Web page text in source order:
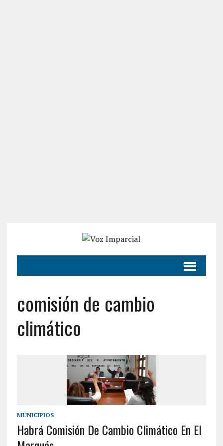
comisión de cambio
climático
MUNICIPIOS
Habrá Comisión De Cambio Climático En El